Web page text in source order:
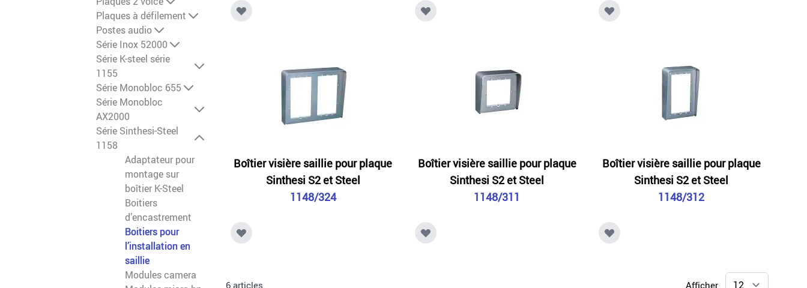
Plaques à défilement
Postes audio
Série Inox 52000
Série K-steel série
1155
Série Monobloc 655
Série Monobloc
AX2000
Série Sinthesi-Steel
1158
Adaptateur pour
montage sur
boîtier K-Steel
Boitiers
d’encastrement
Boitiers pour
l’installation en
saillie
Modules camera
Boîtier visière saillie pour plaque
Sinthesi S2 et Steel
1148/324
Boîtier visière saillie pour plaque
Sinthesi S2 et Steel
1148/311
Boîtier visière saillie pour plaque
Sinthesi S2 et Steel
1148/312
6 articles Afficher